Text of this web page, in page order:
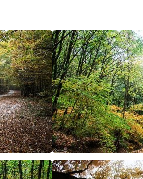
آزاد» بیکار شد
کند، ابتدا باید در جنگ پیروز شده باشد
سعودی، پاکستان و ترکیه
علیه همه مردم یمن است
نادرست از قدرت ایران، در مخمصه افتاده است
علیه اهداف سعودی +فیلم